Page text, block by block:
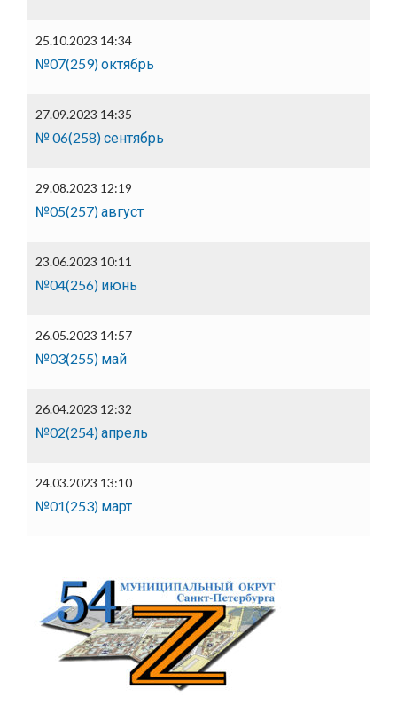
25.10.2023 14:34
№07(259) октябрь
27.09.2023 14:35
№ 06(258) сентябрь
29.08.2023 12:19
№05(257) август
23.06.2023 10:11
№04(256) июнь
26.05.2023 14:57
№03(255) май
26.04.2023 12:32
№02(254) апрель
24.03.2023 13:10
№01(253) март